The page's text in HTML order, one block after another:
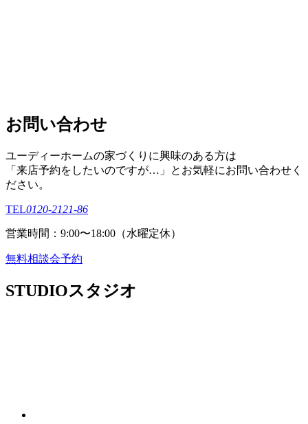
お問い合わせ
ユーディーホームの家づくりに興味のある⽅は
「来店予約をしたいのですが…」とお気軽にお問い合わせく
ださい。
TEL0120-2121-86
営業時間：9:00〜18:00（⽔曜定休）
無料相談会予約
STUDIOスタジオ